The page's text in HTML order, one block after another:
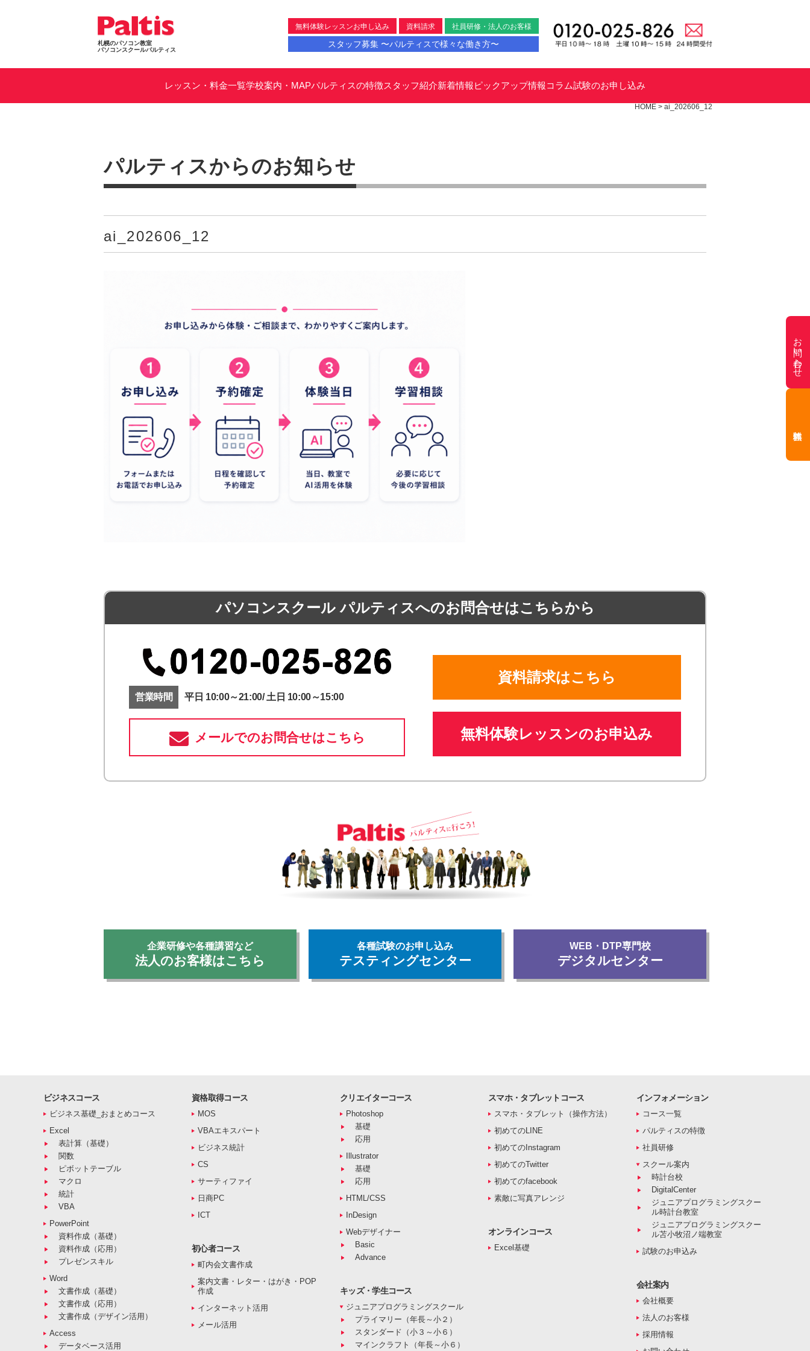
札幌のパソコン教室
パソコンスクールパルティス
無料体験レッスンお申し込み 資料請求 社員研修・法人のお客様
スタッフ募集 〜パルティスで様々な働き方〜
レッスン・料金一覧学校案内・MAPパルティスの特徴スタッフ紹介新着情報ピックアップ情報コラム試験のお申し込み
HOME > ai_202606_12
パルティスからのお知らせ
ai_202606_12
パソコンスクール パルティスへのお問合せはこちらから
営業時間 平日 10:00～21:00/ 土日 10:00～15:00
メールでのお問合せはこちら
資料請求はこちら
無料体験レッスンのお申込み
企業研修や各種講習など
法人のお客様はこちら
各種試験のお申し込み
テスティングセンター
WEB・DTP専門校
デジタルセンター
ビジネスコース
ビジネス基礎_おまとめコース
Excel
表計算（基礎）
関数
ピボットテーブル
マクロ
統計
VBA
PowerPoint
資料作成（基礎）
資料作成（応用）
プレゼンスキル
Word
文書作成（基礎）
文書作成（応用）
文書作成（デザイン活用）
Access
データベース活用
資格取得コース
MOS
VBAエキスパート
ビジネス統計
CS
サーティファイ
日商PC
ICT
初心者コース
町内会文書作成
案内文書・レター・はがき・POP
作成
インターネット活用
メール活用
クリエイターコース
Photoshop
基礎
応用
Illustrator
基礎
応用
HTML/CSS
InDesign
Webデザイナー
Basic
Advance
キッズ・学生コース
ジュニアプログラミングスクール
プライマリー（年長～小２）
スタンダード（小３～小６）
マインクラフト（年長～小６）
スマホ・タブレットコース
スマホ・タブレット（操作方法）
初めてのLINE
初めてのInstagram
初めてのTwitter
初めてのfacebook
素敵に写真アレンジ
オンラインコース
Excel基礎
インフォメーション
コース一覧
パルティスの特徴
社員研修
スクール案内
時計台校
DigitalCenter
ジュニアプログラミングスクー
ル時計台教室
ジュニアプログラミングスクー
ル苫小牧沼ノ端教室
試験のお申込み
会社案内
会社概要
法人のお客様
採用情報
お問い合わせ